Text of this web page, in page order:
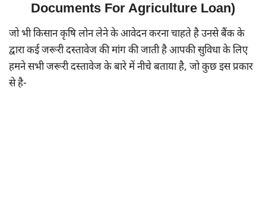
Documents For Agriculture Loan)
जो भी किसान कृषि लोन लेने के आवेदन करना चाहते है उनसे बैंक के
द्वारा कई जरूरी दस्तावेज की मांग की जाती है आपकी सुविधा के लिए
हमने सभी जरूरी दस्तावेज के बारे में नीचे बताया है, जो कुछ इस प्रकार
से है-